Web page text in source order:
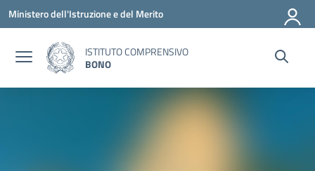
Vai ai contenuti
Vai al menu di navigazione
Vai al footer
Ministero dell'Istruzione e del Merito
ISTITUTO COMPRENSIVO
BONO